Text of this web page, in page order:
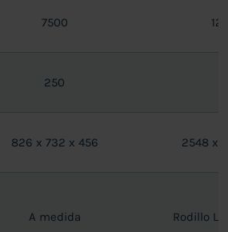
7500 12
250
826 x 732 x 456 2548 x
A medida Rodillo